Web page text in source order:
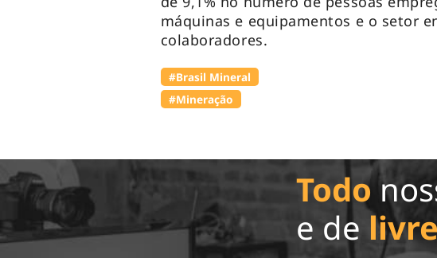
máquinas e equipamentos e o setor
colaboradores.
#Brasil Mineral
#Mineração
Todo
e de livre